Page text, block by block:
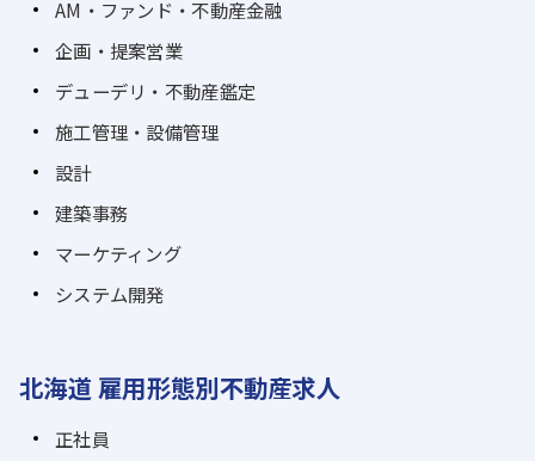
AM・ファンド・不動産金融
企画・提案営業
デューデリ・不動産鑑定
施工管理・設備管理
設計
建築事務
マーケティング
システム開発
北海道 雇用形態別不動産求人
正社員